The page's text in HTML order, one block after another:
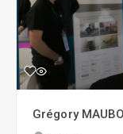
Grégory